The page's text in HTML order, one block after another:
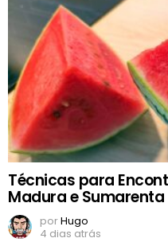
Técnicas para
Madura e Sumarenta
porHugo
4 dias atrás